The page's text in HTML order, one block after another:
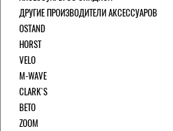
ДРУГИЕ ПРОИЗВОДИТЕЛИ АКСЕССУАРОВ
OSTAND
HORST
VELO
M-WAVE
CLARK`S
BETO
ZOOM